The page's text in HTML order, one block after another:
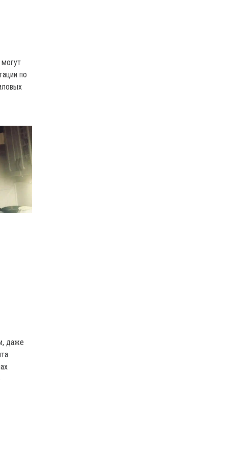
по
даже